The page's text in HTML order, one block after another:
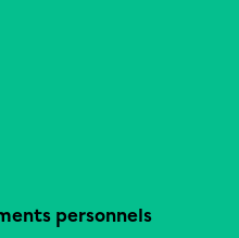
personnels